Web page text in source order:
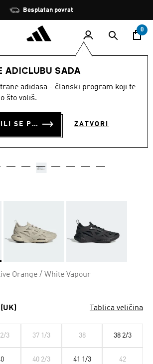
Zaustavi
rotaciju
Besplatan povrat
0
ADICLUBU SADA
adidasa - članski program koji te
što voliš.
PRIJAVI SE ILI SE PRIDRUŽI SADA ZATVORI
ADIDAS BY
RUNNING
Orange / White Vapour
Tablica veličina
3 37 1/3 38 38 2/3
40 2/3 41 1/3 42